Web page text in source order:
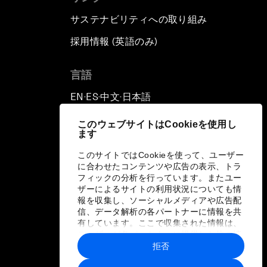
このウェブサイトはCookieを使用し
ます
このサイトではCookieを使って、ユーザー
に合わせたコンテンツや広告の表示、トラ
フィックの分析を行っています。またユー
ザーによるサイトの利用状況についても情
報を収集し、ソーシャルメディアや広告配
信、データ解析の各パートナーに情報を共
有しています。ここで収集された情報は、
ユーザーが各パートナーに提供した他の情
報や各パートナーのサービスを使用した際
に収集された情報と組み合わされ、各パー
拒否
サステナビリティへの取り組み
採用情報 (英語のみ)
言語
EN ▪ ES▪中文▪ 日本語